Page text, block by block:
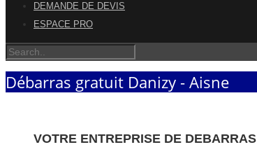
DEMANDE DE DEVIS
ESPACE PRO
Débarras gratuit Danizy - Aisne
VOTRE ENTREPRISE DE DEBARRAS